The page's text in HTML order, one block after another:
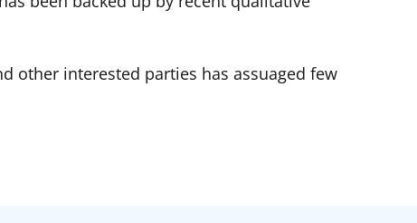
other interested parties has assuaged few